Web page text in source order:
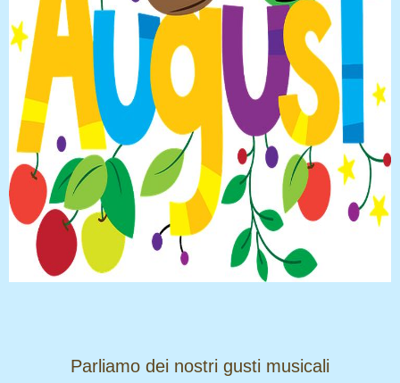
​​​​​​​Parliamo dei nostri gusti musicali